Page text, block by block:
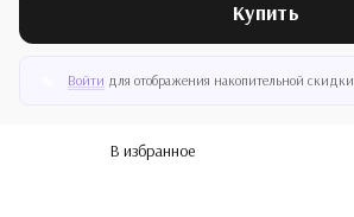
Купить
Войти для отображения накопительной скидки
В избранное